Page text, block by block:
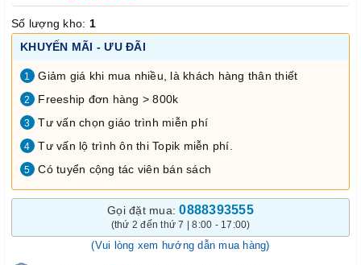
Số lượng kho: 1
KHUYẾN MÃI - ƯU ĐÃI
1 Giảm giá khi mua nhiều, là khách hàng thân thiết
2 Freeship đơn hàng > 800k
3 Tư vấn chọn giáo trình miễn phí
4 Tư vấn lộ trình ôn thi Topik miễn phí.
5 Có tuyển cộng tác viên bán sách
Gọi đặt mua:0888393555
(thứ 2 đến thứ 7 | 8:00 - 17:00)
(Vui lòng xem hướng dẫn mua hàng)